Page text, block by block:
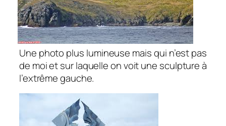
Une photo plus lumineuse mais qui n’est pas
de moi et sur laquelle on voit une sculpture à
l’extrême gauche.